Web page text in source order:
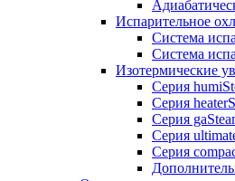
Испарительное
Система
Система
Изотермические
Серия
Серия
Серия
Серия
Серия